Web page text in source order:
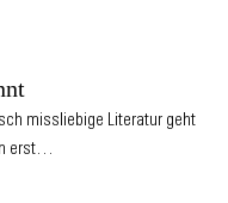
missliebige Literatur geht
erst…